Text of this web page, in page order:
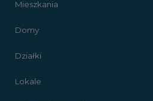
Mieszkania
Domy
Działki
Lokale